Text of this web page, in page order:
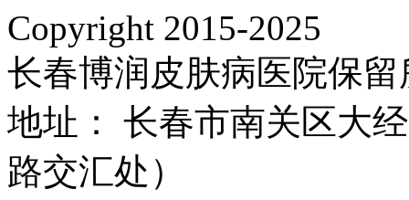
Copyright 2015-2025
长春博润皮肤病医院保
地址： 长春市南关区大
路交汇处）